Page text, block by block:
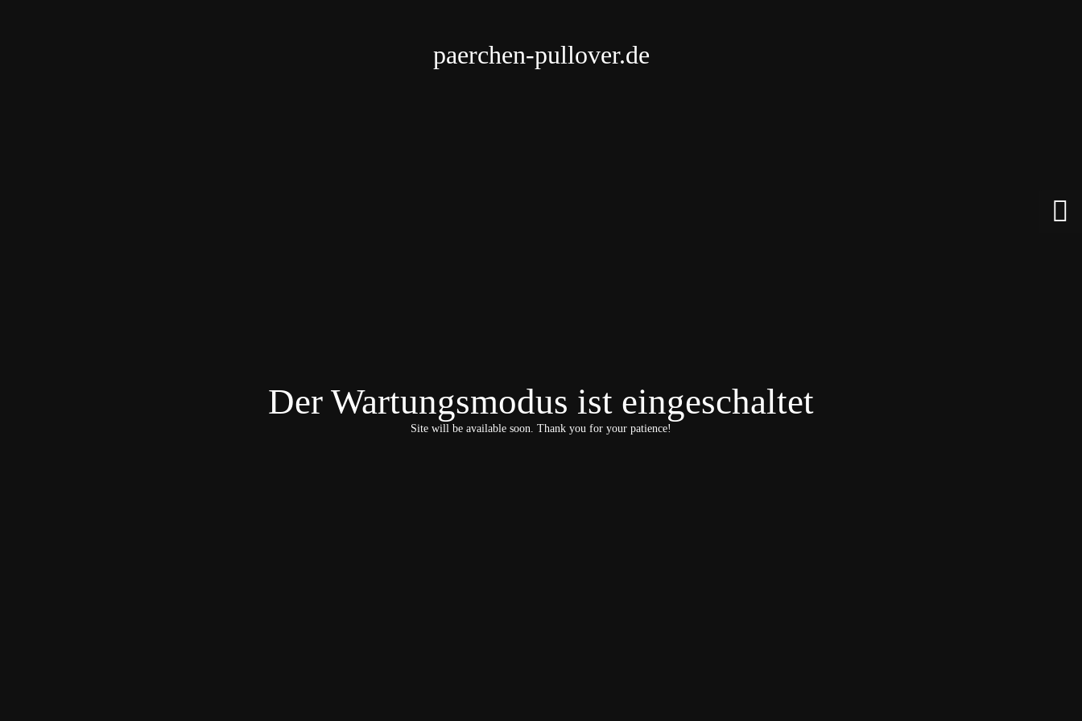
paerchen-pullover.de
Der Wartungsmodus ist eingeschaltet
Site will be available soon. Thank you for your patience!